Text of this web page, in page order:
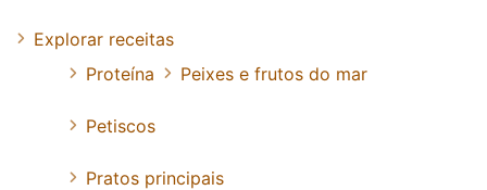
Explorar receitas
Proteína
Peixes e frutos do mar
Petiscos
Pratos principais